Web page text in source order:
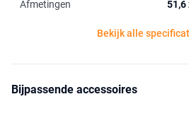
Afmetingen 51,6
Bekijk alle
Bijpassende accessoires